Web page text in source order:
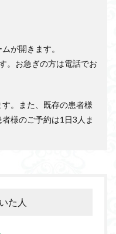
が開きます。
。お急ぎの方は電話でお
。また、既存の患者様
様のご予約は1日3人ま
た人